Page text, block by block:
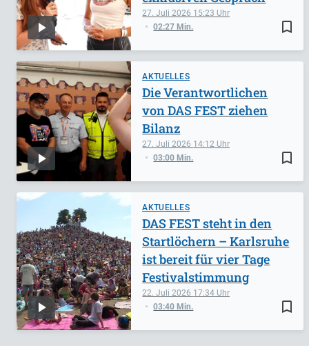
bookmark_border
27. Juli 2026 15:23
02:27 Min.
AKTUELLES
bookmark_border
27. Juli 2026 14:12
03:00 Min.
Die Verantwortlichen
von DAS FEST ziehen
Bilanz
AKTUELLES
bookmark_border
22. Juli 2026 17:34
03:40 Min.
DAS FEST steht in den
Startlöchern – Karlsruhe
ist bereit für vier Tage
Festivalstimmung